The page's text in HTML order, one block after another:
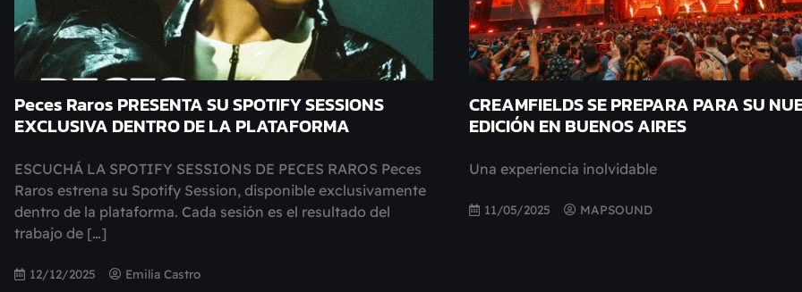
Peces Raros PRESENTA SU SPOTIFY SESSIONS
EXCLUSIVA DENTRO DE LA PLATAFORMA
ESCUCHÁ LA SPOTIFY SESSIONS DE PECES RAROS Peces
Raros estrena su Spotify Session, disponible exclusivamente
dentro de la plataforma. Cada sesión es el resultado del
trabajo de […]
12/12/2025 Emilia Castro
CREAMFIELDS SE PREPARA PARA SU
EDICIÓN EN BUENOS AIRES
Una experiencia inolvidable
11/05/2025 MAPSOUND